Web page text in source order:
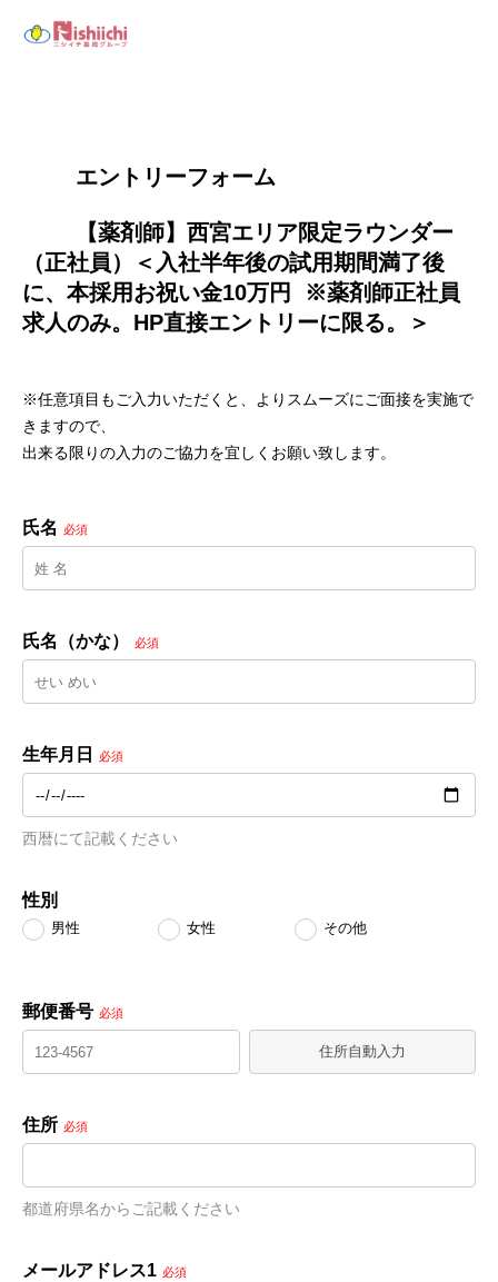
        エントリーフォーム
（正社員）＜入社半年後の試用期間満了後
に、本採用お祝い金10万円  ※薬剤師正社員
求人のみ。HP直接エントリーに限る。＞
※任意項目もご入力いただくと、よりスムーズにご面接を実施で
きますので、
出来る限りの入力のご協力を宜しくお願い致します。
氏名 必須
氏名（かな） 必須
生年月日 必須
西暦にて記載ください
性別
男性 女性 その他
郵便番号 必須
住所自動入力
住所 必須
都道府県名からご記載ください
メールアドレス1 必須